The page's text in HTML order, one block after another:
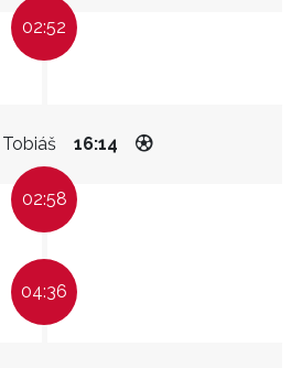
02:52
16:14
02:58
04:36